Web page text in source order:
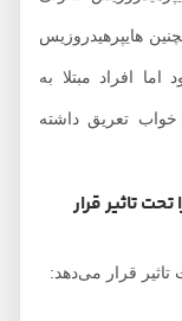
مبتلا به
تعریق داشته
قرار
قرار می‌دهد: